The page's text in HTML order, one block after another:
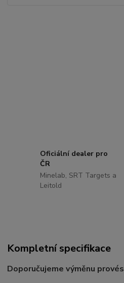
Oficiální dealer pro
ČR
Minelab, SRT Targets a
Leitold
Kompletní specifikace
Doporučujeme výměnu